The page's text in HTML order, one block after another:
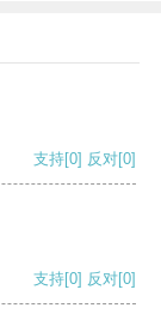
支持[0] 反对[0]
支持[0] 反对[0]